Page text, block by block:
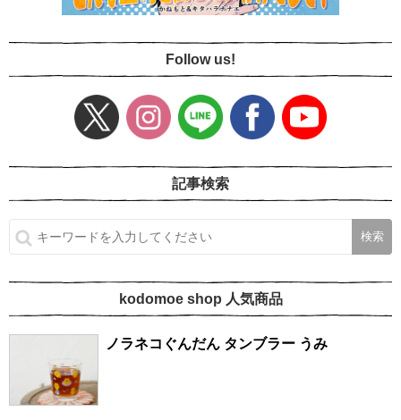
Follow us!
記事検索
kodomoe shop 人気商品
ノラネコぐんだん タンブラー うみ